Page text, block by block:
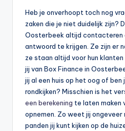
Heb je onverhoopt toch nog
zaken die je niet duidelijk zijn?
Oosterbeek altijd contacteren
antwoord te krijgen. Ze zijn er
ze staan altijd voor hun
jij van Box Finance in
jij al een huis op het oog of
rondkijken? Misschien is het
een berekening te laten maken
opnemen. Zo weet jij ongeveer
panden jij kunt kijken op de